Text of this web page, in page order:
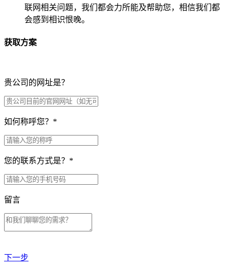
联网相关问题，我们都会力所能及帮助您，相信我们都
会感到相识恨晚。
获取方案
贵公司的网址是？
如何称呼您？ *
您的联系方式是？ *
留言
下一步